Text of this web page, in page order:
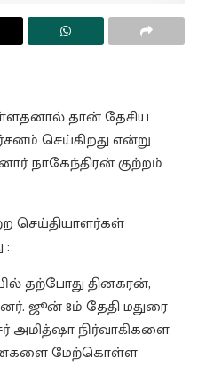
தான் தேசிய
செய்கிறது என்று
நாகேந்திரன் குற்றம்
செய்தியாளர்கள்
:
தற்போது தினகரன்,
ஜூன் 8ம் தேதி மதுரை
நிர்வாகிகளை
மேற்கொள்ள